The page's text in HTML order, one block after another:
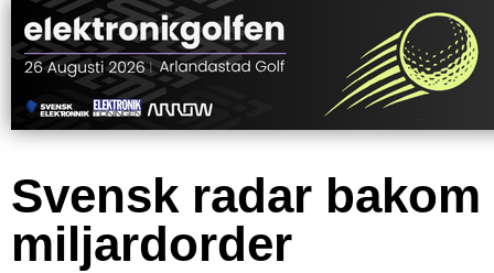
Svensk radar bakom
miljardorder